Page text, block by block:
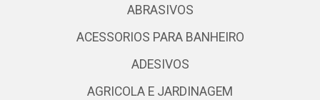
ABRASIVOS
ACESSORIOS PARA BANHEIRO
ADESIVOS
AGRICOLA E JARDINAGEM